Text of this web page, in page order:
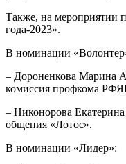
Также, на мероприятии
года-2023».
В номинации
– Дороненкова Марина
комиссия профкома
– Никонорова
общения «Лотос».
В номинации «Лидер»: